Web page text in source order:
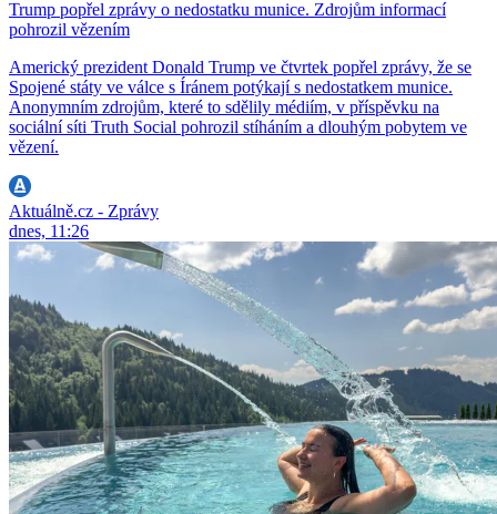
Trump popřel zprávy o nedostatku munice. Zdrojům informací
pohrozil vězením
Americký prezident Donald Trump ve čtvrtek popřel zprávy, že se
Spojené státy ve válce s Íránem potýkají s nedostatkem munice.
Anonymním zdrojům, které to sdělily médiím, v příspěvku na
sociální síti Truth Social pohrozil stíháním a dlouhým pobytem ve
vězení.
Aktuálně.cz - Zprávy
dnes, 11:26